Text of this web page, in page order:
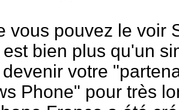
vous pouvez le voir
bien plus qu'un
votre
Phone" pour très